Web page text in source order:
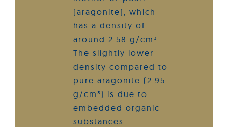
(aragonite), which
has a density of
around 2.58 g/cm³.
The slightly lower
density compared to
pure aragonite (2.95
g/cm³) is due to
embedded organic
substances.